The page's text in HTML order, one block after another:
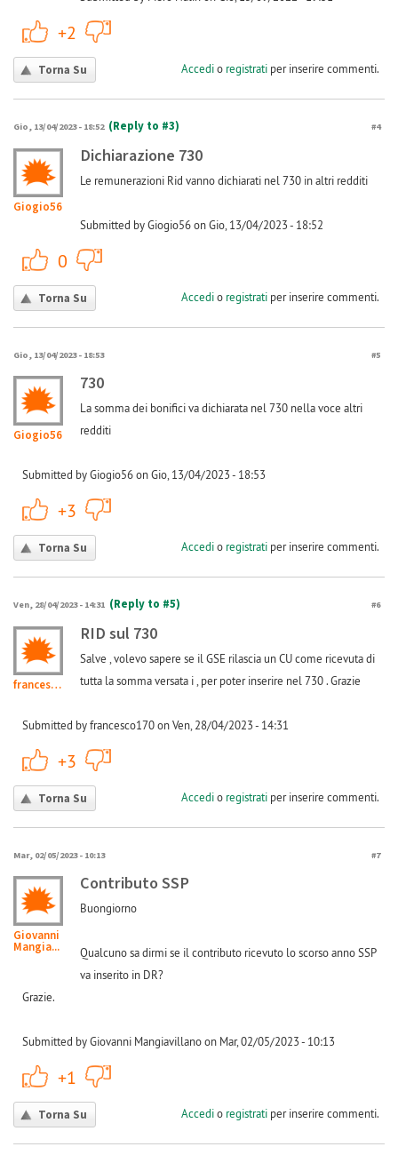
+2
Torna Su Accedio registratiper inserire commenti.
Gio, 13/04/2023 - 18:52 (Reply to #3) #4
Giogio56
Dichiarazione 730
Le remunerazioni Rid vanno dichiarati nel 730 in altri redditi
Submitted by Giogio56 on Gio, 13/04/2023 - 18:52
0
Torna Su Accedio registratiper inserire commenti.
Gio, 13/04/2023 - 18:53 #5
Giogio56
730
La somma dei bonifici va dichiarata nel 730 nella voce altri
redditi
Submitted by Giogio56 on Gio, 13/04/2023 - 18:53
+3
Torna Su Accedio registratiper inserire commenti.
Ven, 28/04/2023 - 14:31 (Reply to #5) #6
francesco170
RID sul 730
Salve , volevo sapere se il GSE rilascia un CU come ricevuta di
tutta la somma versata i , per poter inserire nel 730 . Grazie
Submitted by francesco170 on Ven, 28/04/2023 - 14:31
+3
Torna Su Accedio registratiper inserire commenti.
Mar, 02/05/2023 - 10:13 #7
Giovanni
Mangia...
Contributo SSP
Buongiorno
Qualcuno sa dirmi se il contributo ricevuto lo scorso anno SSP
va inserito in DR?
Grazie.
Submitted by Giovanni Mangiavillano on Mar, 02/05/2023 - 10:13
+1
Torna Su Accedio registratiper inserire commenti.